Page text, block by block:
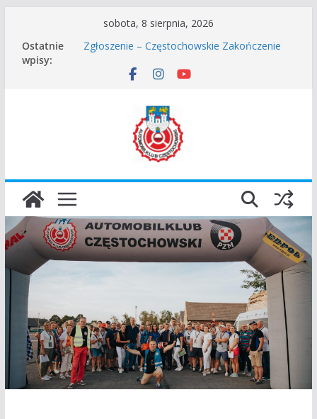
treści
sobota, 8 sierpnia, 2026
Ostatnie
wpisy:
Zgłoszenie – Częstochowskie Zakończenie
Sezonu 2025
45 Rajd Częstochowski zostaje odwołany.
I Gliwicki Classic Sprint o Puchar Prezydenta
Miasta Gliwice